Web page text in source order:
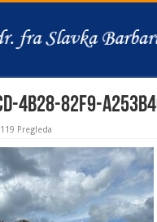
4b28-82f9-
119 Pregleda